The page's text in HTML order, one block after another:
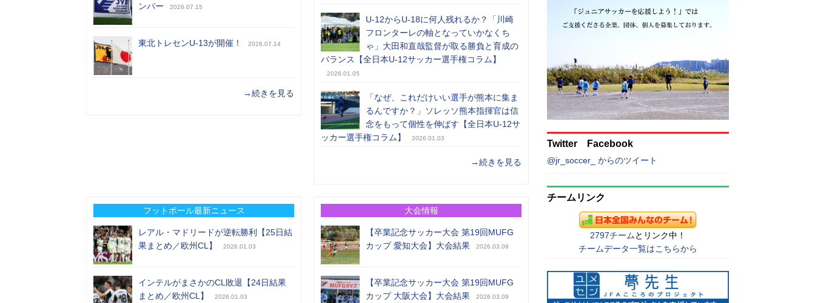
ンバー
2026.07.15
東北トレセンU-13が開催！ 2026.07.14
→続きを見る
U-12からU-18に何人残れるか？「川崎
フロンターレの軸となっていかなくち
ゃ」大田和直哉監督が取る勝負と育成の
バランス【全日本U-12サッカー選手権コラム】
2026.01.05
「なぜ、これだけいい選手が熊本に集ま
るんですか？」ソレッソ熊本指揮官は信
念をもって個性を伸ばす【全日本U-12サ
ッカー選手権コラム】
2026.01.03
→続きを見る
フットボール最新ニュース
レアル・マドリードが逆転勝利【25日結
果まとめ／欧州CL】
2026.01.03
インテルがまさかのCL敗退【24日結果
まとめ／欧州CL】
2026.01.03
大会情報
【卒業記念サッカー大会 第19回MUFG
カップ 愛知大会】大会結果
2026.03.09
【卒業記念サッカー大会 第19回MUFG
カップ 大阪大会】大会結果
2026.03.09
Twitter Facebook
@jr_soccer_ からのツイート
チームリンク
2797チーム とリンク中！
チームデータ一覧はこちらから